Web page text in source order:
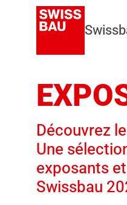
Découvrez
Une
exposants
Swissbau